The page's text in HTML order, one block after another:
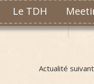
Le TDH
Actualité